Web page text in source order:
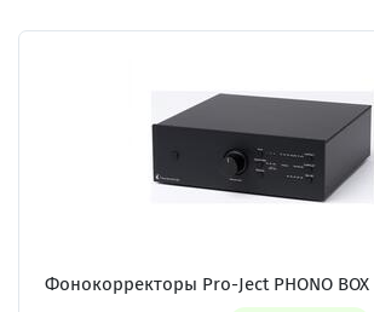
Фонокорректоры Pro-Ject PHONO BOX